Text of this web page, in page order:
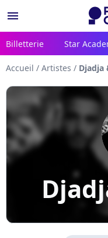
menu
Billetterie Star
Accueil / Artistes / Djadja